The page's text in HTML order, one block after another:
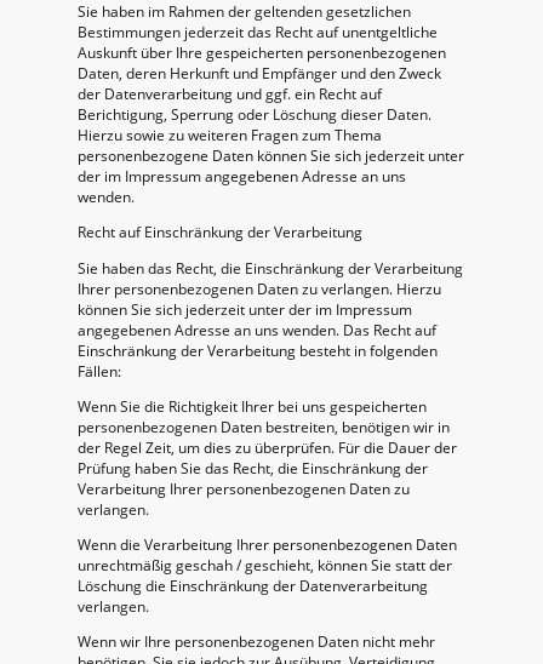
Sie haben im Rahmen der geltenden gesetzlichen
Bestimmungen jederzeit das Recht auf unentgeltliche
Auskunft über Ihre gespeicherten personenbezogenen
Daten, deren Herkunft und Empfänger und den Zweck
der Datenverarbeitung und ggf. ein Recht auf
Berichtigung, Sperrung oder Löschung dieser Daten.
Hierzu sowie zu weiteren Fragen zum Thema
personenbezogene Daten können Sie sich jederzeit unter
der im Impressum angegebenen Adresse an uns
wenden.
Recht auf Einschränkung der Verarbeitung
Sie haben das Recht, die Einschränkung der Verarbeitung
Ihrer personenbezogenen Daten zu verlangen. Hierzu
können Sie sich jederzeit unter der im Impressum
angegebenen Adresse an uns wenden. Das Recht auf
Einschränkung der Verarbeitung besteht in folgenden
Fällen:
Wenn Sie die Richtigkeit Ihrer bei uns gespeicherten
personenbezogenen Daten bestreiten, benötigen wir in
der Regel Zeit, um dies zu überprüfen. Für die Dauer der
Prüfung haben Sie das Recht, die Einschränkung der
Verarbeitung Ihrer personenbezogenen Daten zu
verlangen.
Wenn die Verarbeitung Ihrer personenbezogenen Daten
unrechtmäßig geschah / geschieht, können Sie statt der
Löschung die Einschränkung der Datenverarbeitung
verlangen.
Wenn wir Ihre personenbezogenen Daten nicht mehr